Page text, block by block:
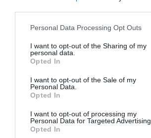
Personal Data Processing Opt Outs
I want to opt-out of the Sharing of my
personal data.
Opted In
I want to opt-out of the Sale of my
Personal Data.
Opted In
I want to opt-out of processing my
Personal Data for Targeted Advertising.
Opted In